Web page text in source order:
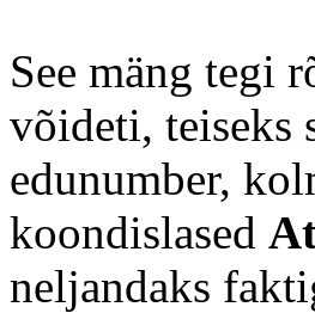
See mäng tegi
võideti, teiseks
edunumber,
koondislased
neljandaks